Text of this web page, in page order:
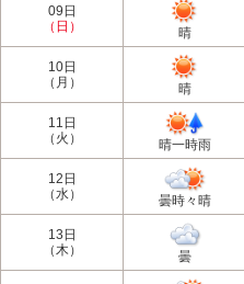
09日
（日）
晴
10日
（月）
晴
11日
（火）
晴一時雨
12日
（水）
曇時々晴
13日
（木）
曇